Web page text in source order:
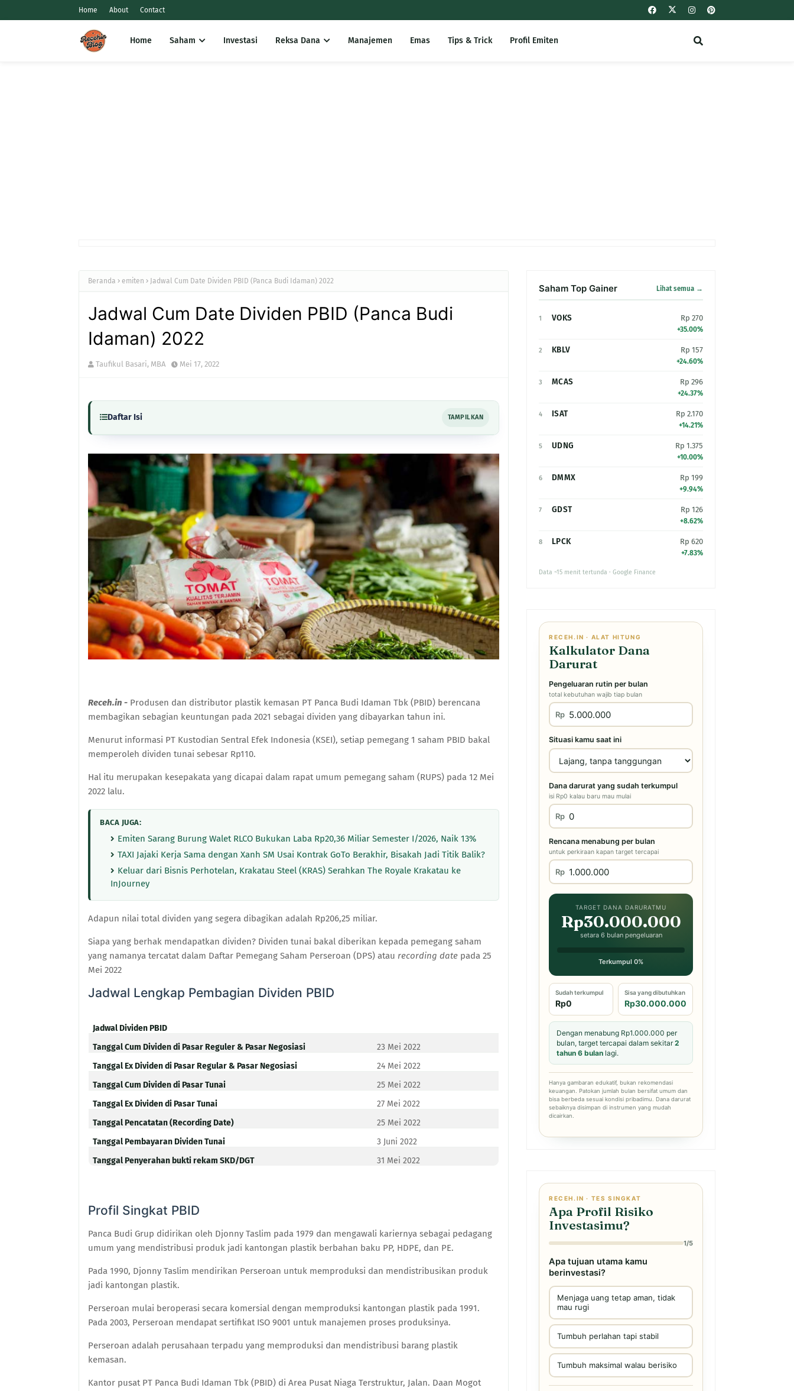
Home About Contact
Home Saham Investasi Reksa Dana Manajemen Emas Tips & Trick Profil Emiten
Beranda emiten Jadwal Cum Date Dividen PBID (Panca Budi Idaman) 2022
Jadwal Cum Date Dividen PBID (Panca Budi
Idaman) 2022
Taufikul Basari, MBA Mei 17, 2022
Daftar Isi TAMPILKAN
Receh.in - Produsen dan distributor plastik kemasan PT Panca Budi Idaman Tbk (PBID) berencana
membagikan sebagian keuntungan pada 2021 sebagai dividen yang dibayarkan tahun ini.
Menurut informasi PT Kustodian Sentral Efek Indonesia (KSEI), setiap pemegang 1 saham PBID bakal
memperoleh dividen tunai sebesar Rp110.
Hal itu merupakan kesepakata yang dicapai dalam rapat umum pemegang saham (RUPS) pada 12 Mei
2022 lalu.
BACA JUGA:
Emiten Sarang Burung Walet RLCO Bukukan Laba Rp20,36 Miliar Semester I/2026, Naik 13%
TAXI Jajaki Kerja Sama dengan Xanh SM Usai Kontrak GoTo Berakhir, Bisakah Jadi Titik Balik?
Keluar dari Bisnis Perhotelan, Krakatau Steel (KRAS) Serahkan The Royale Krakatau ke
InJourney
Adapun nilai total dividen yang segera dibagikan adalah Rp206,25 miliar.
Siapa yang berhak mendapatkan dividen? Dividen tunai bakal diberikan kepada pemegang saham
yang namanya tercatat dalam Daftar Pemegang Saham Perseroan (DPS) atau recording date pada 25
Mei 2022
Jadwal Lengkap Pembagian Dividen PBID
Jadwal Dividen PBID
Tanggal Cum Dividen di Pasar Reguler & Pasar Negosiasi
23 Mei 2022
Tanggal Ex Dividen di Pasar Regular & Pasar Negosiasi
24 Mei 2022
Tanggal Cum Dividen di Pasar Tunai
25 Mei 2022
Tanggal Ex Dividen di Pasar Tunai
27 Mei 2022
Tanggal Pencatatan (Recording Date)
25 Mei 2022
Tanggal Pembayaran Dividen Tunai
3 Juni 2022
Tanggal Penyerahan bukti rekam SKD/DGT
31 Mei 2022
Profil Singkat PBID
Panca Budi Grup didirikan oleh Djonny Taslim pada 1979 dan mengawali kariernya sebagai pedagang
umum yang mendistribusi produk jadi kantongan plastik berbahan baku PP, HDPE, dan PE.
Pada 1990, Djonny Taslim mendirikan Perseroan untuk memproduksi dan mendistribusikan produk
jadi kantongan plastik.
Perseroan mulai beroperasi secara komersial dengan memproduksi kantongan plastik pada 1991.
Pada 2003, Perseroan mendapat sertifikat ISO 9001 untuk manajemen proses produksinya.
Perseroan adalah perusahaan terpadu yang memproduksi dan mendistribusi barang plastik
kemasan.
Kantor pusat PT Panca Budi Idaman Tbk (PBID) di Area Pusat Niaga Terstruktur, Jalan. Daan Mogot
Saham Top Gainer Lihat semua →
1 VOKS Rp 270
+35.00%
2 KBLV Rp 157
+24.60%
3 MCAS Rp 296
+24.37%
4 ISAT Rp 2.170
+14.21%
5 UDNG Rp 1.375
+10.00%
6 DMMX Rp 199
+9.94%
7 GDST Rp 126
+8.62%
8 LPCK Rp 620
+7.83%
Data ~15 menit tertunda · Google Finance
RECEH.IN · ALAT HITUNG
Kalkulator Dana
Darurat
Pengeluaran rutin per bulan
total kebutuhan wajib tiap bulan
Rp
Situasi kamu saat ini
Dana darurat yang sudah terkumpul
isi Rp0 kalau baru mau mulai
Rp
Rencana menabung per bulan
untuk perkiraan kapan target tercapai
Rp
TARGET DANA DARURATMU
Rp30.000.000
setara 6 bulan pengeluaran
Terkumpul 0%
Sudah terkumpul
Rp0
Sisa yang dibutuhkan
Rp30.000.000
Dengan menabung Rp1.000.000 per
bulan, target tercapai dalam sekitar2
tahun 6 bulan lagi.
Hanya gambaran edukatif, bukan rekomendasi
keuangan. Patokan jumlah bulan bersifat umum dan
bisa berbeda sesuai kondisi pribadimu. Dana darurat
sebaiknya disimpan di instrumen yang mudah
dicairkan.
RECEH.IN · TES SINGKAT
Apa Profil Risiko
Investasimu?
1/5
Apa tujuan utama kamu
berinvestasi?
Menjaga uang tetap aman, tidak
mau rugi
Tumbuh perlahan tapi stabil
Tumbuh maksimal walau berisiko